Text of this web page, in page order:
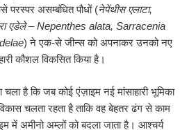
परस्पर असम्बंधित पौधों (नेपेंथीस एलाटा,
एडेले–Nepenthes alata, Sarracenia
) ने एक-से जीन्स को अपनाकर उनको नए
कौशल विकसित किया है।
है कि जब कोई एंज़ाइम नई मांसाहारी भूमिका
चलता रहता है ताकि वह बेहतर ढंग से काम
अमीनो अम्लों को बदला जाता है। आश्चर्य